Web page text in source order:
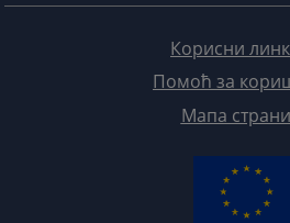
Корисни
Помоћ за
Мапа